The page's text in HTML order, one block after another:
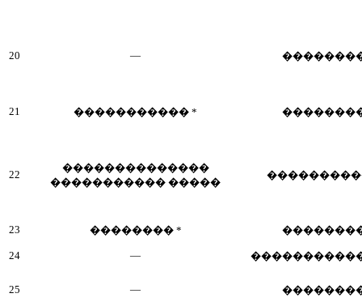
20 —
21 ����������� *
22
��������������
����������� �����
23 �������� *
24 —
25 —